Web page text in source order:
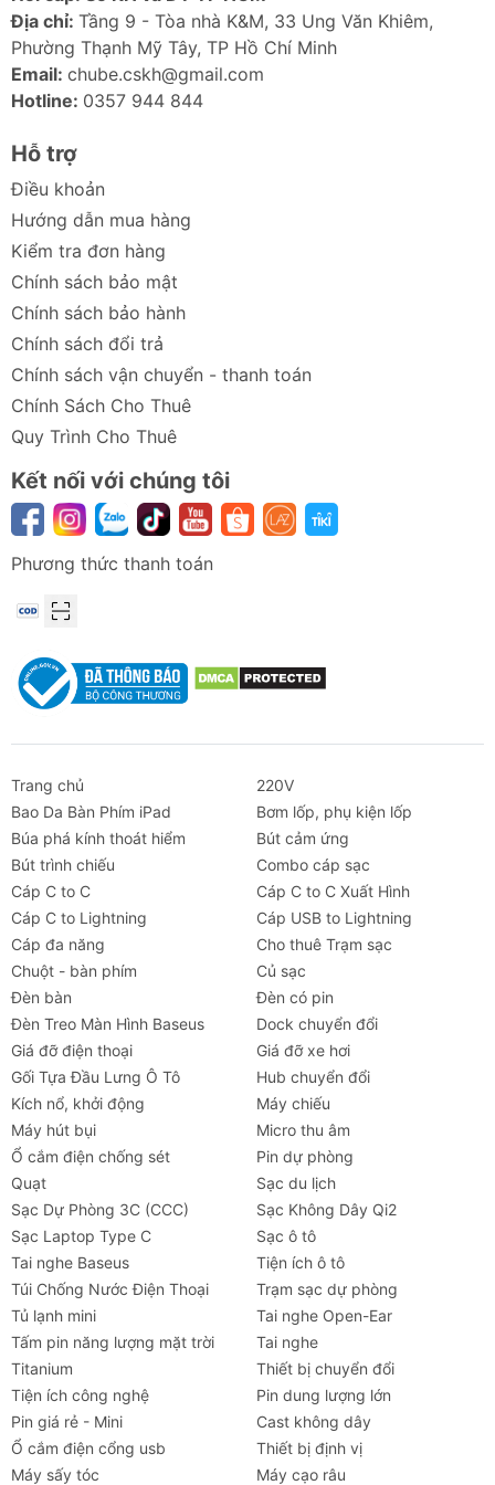
đáp ứng mọi nhu cầu sử dụng.
Cài đặt dễ dàng:Thiết kế không cần dụng cụ,
giúp bạn lắp đặt SSD một cách nhanh chóng
và dễ dàng.
cáp A-C và C-C, tăng tính linh hoạt khi kết nối.
Ảnh sản phẩm Box SSD M2 Orico M2PF-
C3/M2PV-C3
Địa chỉ: Tầng 9 - Tòa nhà K&M, 33 Ung Văn Khiêm,
Phường Thạnh Mỹ Tây, TP Hồ Chí Minh
Email: chube.cskh@gmail.com
Hotline: 0357 944 844
Hỗ trợ
Điều khoản
Hướng dẫn mua hàng
Kiểm tra đơn hàng
Chính sách bảo mật
Chính sách bảo hành
Chính sách đổi trả
Chính sách vận chuyển - thanh toán
Chính Sách Cho Thuê
Quy Trình Cho Thuê
Kết nối với chúng tôi
Phương thức thanh toán
Trang chủ
220V
Bao Da Bàn Phím iPad
Bơm lốp, phụ kiện lốp
Búa phá kính thoát hiểm
Bút cảm ứng
Bút trình chiếu
Combo cáp sạc
Cáp C to C
Cáp C to C Xuất Hình
Cáp C to Lightning
Cáp USB to Lightning
Cáp đa năng
Cho thuê Trạm sạc
Chuột - bàn phím
Củ sạc
Đèn bàn
Đèn có pin
Đèn Treo Màn Hình Baseus
Dock chuyển đổi
Giá đỡ điện thoại
Giá đỡ xe hơi
Gối Tựa Đầu Lưng Ô Tô
Hub chuyển đổi
Kích nổ, khởi động
Máy chiếu
Máy hút bụi
Micro thu âm
Ổ cắm điện chống sét
Pin dự phòng
Quạt
Sạc du lịch
Sạc Dự Phòng 3C (CCC)
Sạc Không Dây Qi2
Sạc Laptop Type C
Sạc ô tô
Tai nghe Baseus
Tiện ích ô tô
Túi Chống Nước Điện Thoại
Trạm sạc dự phòng
Tủ lạnh mini
Tai nghe Open-Ear
Tấm pin năng lượng mặt trời
Tai nghe
Titanium
Thiết bị chuyển đổi
Tiện ích công nghệ
Pin dung lượng lớn
Pin giá rẻ - Mini
Cast không dây
Ổ cắm điện cổng usb
Thiết bị định vị
Máy sấy tóc
Máy cạo râu